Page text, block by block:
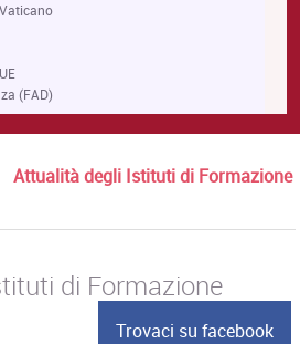
(FAD)
Attualità degli Istituti di Formazione
di Formazione
Trovaci su facebook